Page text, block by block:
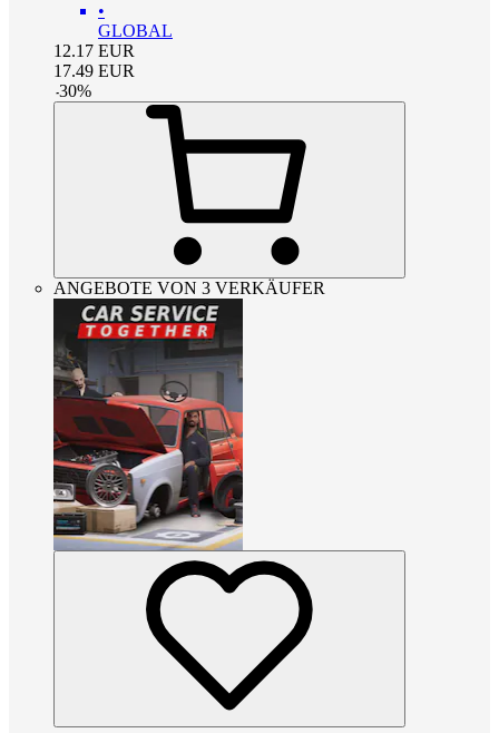
•
GLOBAL
12.17 EUR
17.49 EUR
-30%
ANGEBOTE VON 3 VERKÄUFER